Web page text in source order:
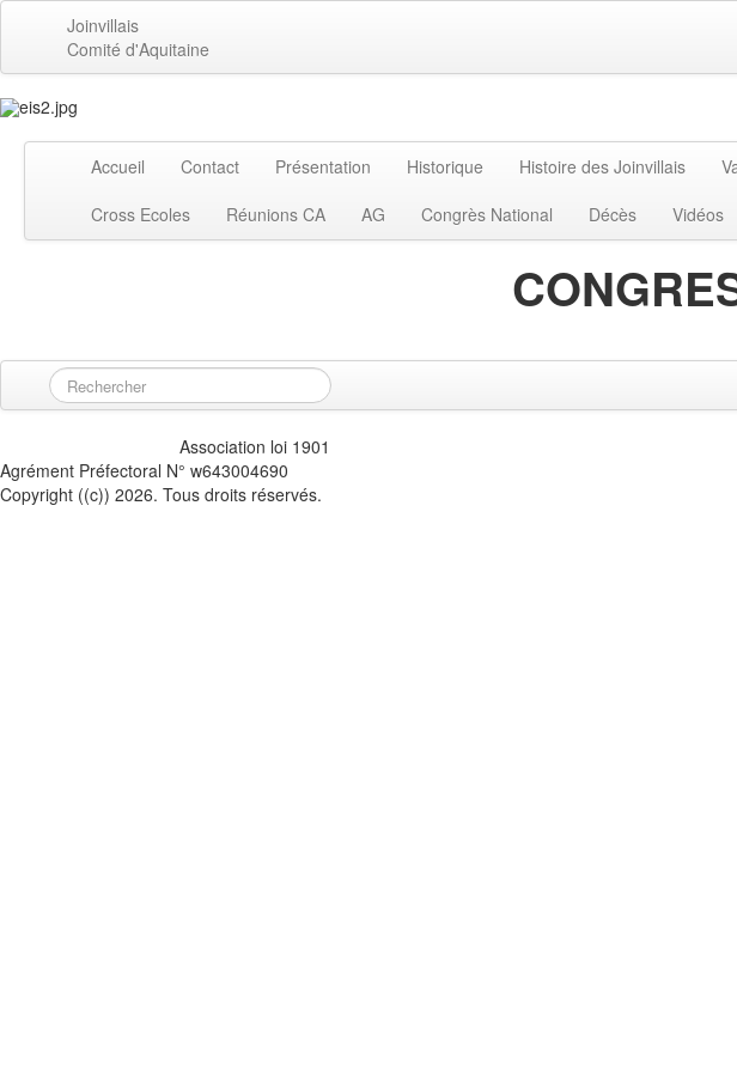
Joinvillais
Comité d'Aquitaine
Accueil Contact Présentation Historique Histoire des Joinvillais
Cross Ecoles
Réunions CA AG Congrès National Décès Vidéos
Association loi 1901
Agrément Préfectoral N° w643004690
Copyright ((c)) 2026. Tous droits réservés.